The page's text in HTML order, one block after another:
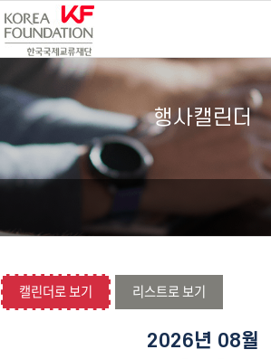
행사캘린더
캘린더로 보기
리스트로 보기
2026년 08월